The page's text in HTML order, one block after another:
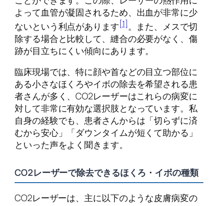
よって血管が凝固されるため、出血が非常に少
ないという利点があります[1]。また、メスで切
除する場合と比較して、縫合の必要がなく、傷
跡が目立ちにくい傾向にあります。
臨床現場では、特に顔や首などの目立つ部位に
ある小さなほくろやイボの除去を希望される患
者さんが多く、CO2レーザーはこれらの病変に
対して非常に有効な選択肢となっています。私
自身の経験でも、患者さんからは「切らずに済
むから安心」「ダウンタイムが短くて助かる」
といった声をよく聞きます。
CO2レーザーで除去できるほくろ・イボの種類
CO2レーザーは、主に以下のような皮膚病変の